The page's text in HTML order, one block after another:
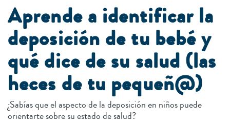
Aprende a identificar la
deposición de tu bebé y
qué dice de su salud (las
heces de tu pequeñ@)
¿Sabías que el aspecto de la deposición en niños puede
orientarte sobre su estado de salud?